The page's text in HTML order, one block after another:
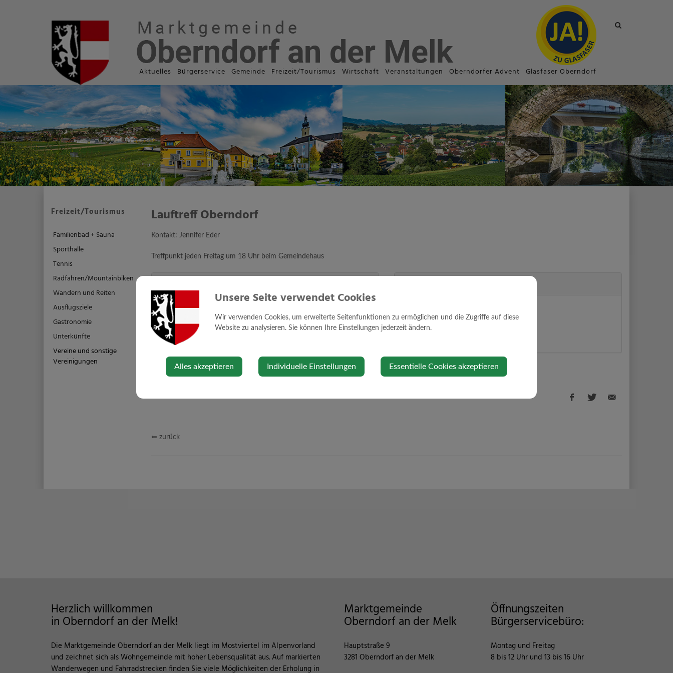
Site
Aktuelles Bürgerservice Gemeinde Freizeit/Tourismus Wirtschaft Veranstaltungen Oberndorfer Advent Glasfaser Oberndorf
Lauftreff Oberndorf
Kontakt: Jennifer Eder
Treffpunkt jeden Freitag um 18 Uhr beim Gemeindehaus
0680/23 53 674
jennifer_eder@icloud.com
⇐ zurück
Freizeit/Tourismus
Familienbad + Sauna
Sporthalle
Tennis
Radfahren/Mountainbiken
Wandern und Reiten
Ausflugsziele
Gastronomie
Unterkünfte
Vereine und sonstige
Vereinigungen
Herzlich willkommen
in Oberndorf an der Melk!
Die Marktgemeinde Oberndorf an der Melk liegt im Mostviertel im Alpenvorland
und zeichnet sich als Wohngemeinde mit hoher Lebensqualität aus. Auf markierten
Wanderwegen und Fahrradstrecken finden Sie viele Möglichkeiten der Erholung in
Marktgemeinde
Oberndorf an der Melk
Hauptstraße 9
3281 Oberndorf an der Melk
Öffnungszeiten
Bürgerservicebüro:
Montag und Freitag
8 bis 12 Uhr und 13 bis 16 Uhr
Unsere Seite verwendet Cookies
Wir verwenden Cookies, um erweiterte Seitenfunktionen zu ermöglichen und die Zugriffe auf diese
Website zu analysieren. Sie können Ihre Einstellungen jederzeit ändern.
Alles akzeptieren Individuelle Einstellungen Essentielle Cookies akzeptieren